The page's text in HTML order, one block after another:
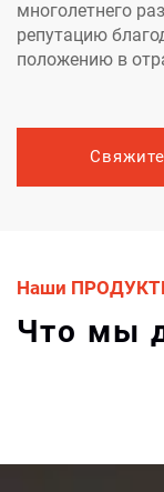
многолетнего
репутацию
положению в
Наши
Что мы